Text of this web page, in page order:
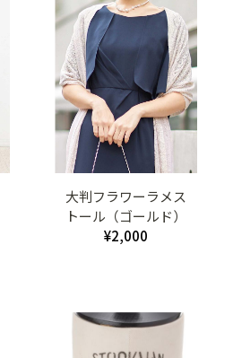
大判フラワーラメス
トール（ゴールド）
¥2,000